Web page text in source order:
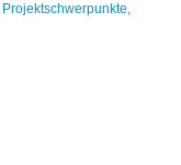
Projektschwerpunkte,